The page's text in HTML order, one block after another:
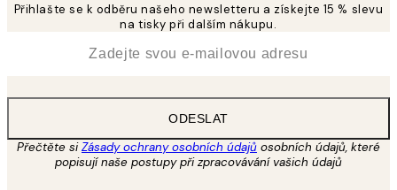
Přihlašte se k odběru našeho newsletteru a získejte 15 % slevu
na tisky při dalším nákupu.
ODESLAT
Přečtěte siZásady ochrany osobních údajů osobních údajů, které
popisují naše postupy při zpracovávání vašich údajů